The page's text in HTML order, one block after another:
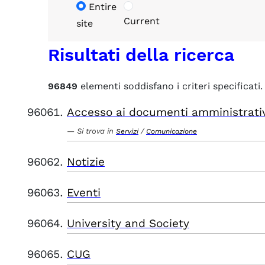
Entire
site
Current
Risultati della ricerca
96849 elementi soddisfano i criteri specificati.
Accesso ai documenti
Si trova in Servizi / Comunicazione
Notizie
Eventi
University and Society
CUG